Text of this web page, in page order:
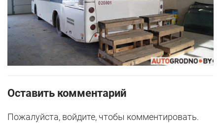
Оставить комментарий
Пожалуйста, войдите, чтобы комментировать.